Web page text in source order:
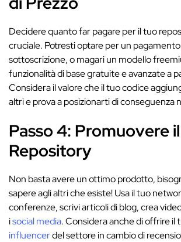
Decidere quanto far pagare per il tuo
cruciale. Potresti optare per un
sottoscrizione, o magari un modello
funzionalità di base gratuite e avanzate a
Considera il valore che il tuo codice
altri e prova a posizionarti di conseguenza
Passo 4: Promuovere
Repository
Non basta avere un ottimo prodotto,
sapere agli altri che esiste! Usa il tuo
conferenze, scrivi articoli di blog, crea
isocial media. Considera anche di offrire il
influencerdel settore in cambio di